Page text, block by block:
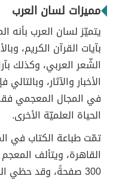
مميزات لسان العرب
يتميّز لسان العرب
بآيات القرآن الكريم،
الشّعر العربي، وكذلك
الأخبار والآثار،
في المجال المعجمي
الحياة العلميّة الأخرى.
تمّت طباعة الكتاب في
300 صفحةً، وقد حظي